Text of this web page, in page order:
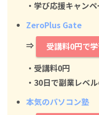
・学び応援キャン
ZeroPlus Gate
⇒
受講料0円で
・ 受講料0円
・30日で副業レベ
本気のパソコン塾